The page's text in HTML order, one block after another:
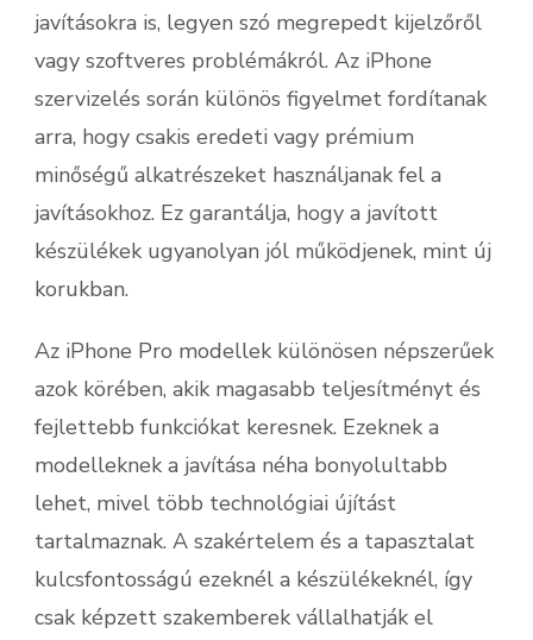
javításokra is, legyen szó megrepedt kijelzőről
vagy szoftveres problémákról. Az iPhone
szervizelés során különös figyelmet fordítanak
arra, hogy csakis eredeti vagy prémium
minőségű alkatrészeket használjanak fel a
javításokhoz. Ez garantálja, hogy a javított
készülékek ugyanolyan jól működjenek, mint új
korukban.
Az iPhone Pro modellek különösen népszerűek
azok körében, akik magasabb teljesítményt és
fejlettebb funkciókat keresnek. Ezeknek a
modelleknek a javítása néha bonyolultabb
lehet, mivel több technológiai újítást
tartalmaznak. A szakértelem és a tapasztalat
kulcsfontosságú ezeknél a készülékeknél, így
csak képzett szakemberek vállalhatják el